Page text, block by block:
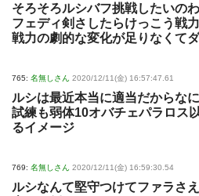
そろそろルシバフ挑戦したいの
フェディ剣さしたらけっこう戦
戦力の劇的な変化が足りなくて
765: 名無しさん 2020/12/11(金) 16:57:47.61
ルシは最近本当に適当だからな
試練も弱体10オバチェパラロス
るイメージ
769: 名無しさん 2020/12/11(金) 16:59:30.54
ルシなんて堅守つけてファラさ